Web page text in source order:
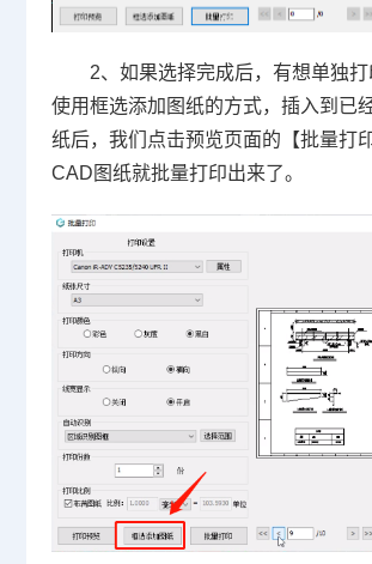
2、如果选择完成后，有想单独
使用框选添加图纸的方式，插入到已
纸后，我们点击预览页面的【批量打
CAD图纸就批量打印出来了。